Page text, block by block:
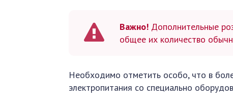
Важно! Дополнительные
общее их количество
Необходимо отметить особо, что в
электропитания со специально